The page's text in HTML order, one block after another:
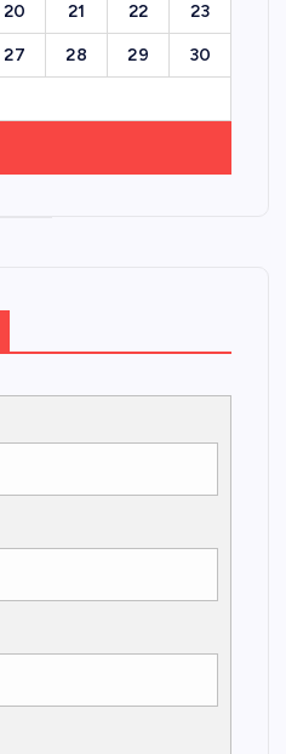
20 21 22 23
27 28 29 30